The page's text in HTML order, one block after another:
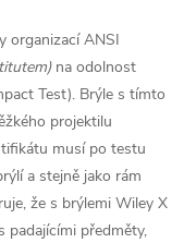
organizací ANSI
na odolnost
Test). Brýle s tímto
projektilu
musí po testu
a stejně jako rám
že s brýlemi Wiley X
padajícími předměty,